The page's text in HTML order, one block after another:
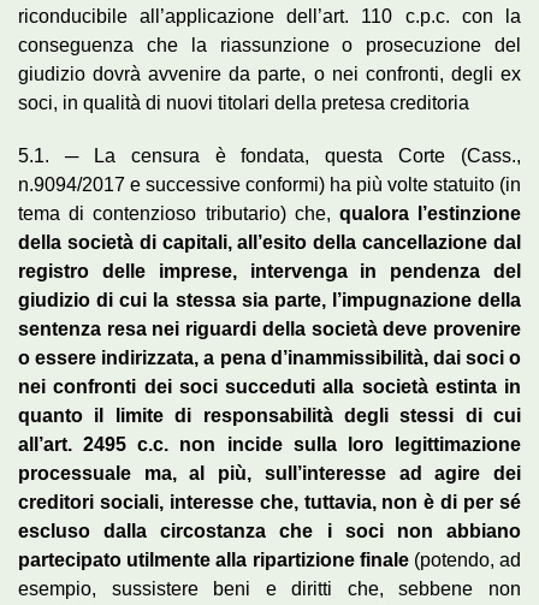
riconducibile all’applicazione dell’art. 110 c.p.c. con la
conseguenza che la riassunzione o prosecuzione del
giudizio dovrà avvenire da parte, o nei confronti, degli ex
soci, in qualità di nuovi titolari della pretesa creditoria
5.1. ─ La censura è fondata, questa Corte (Cass.,
n.9094/2017 e successive conformi) ha più volte statuito (in
tema di contenzioso tributario) che, qualora l’estinzione
della società di capitali, all’esito della cancellazione dal
registro delle imprese, intervenga in pendenza del
giudizio di cui la stessa sia parte, l’impugnazione della
sentenza resa nei riguardi della società deve provenire
o essere indirizzata, a pena d’inammissibilità, dai soci o
nei confronti dei soci succeduti alla società estinta in
quanto il limite di responsabilità degli stessi di cui
all’art. 2495 c.c. non incide sulla loro legittimazione
processuale ma, al più, sull’interesse ad agire dei
creditori sociali, interesse che, tuttavia, non è di per sé
escluso dalla circostanza che i soci non abbiano
partecipato utilmente alla ripartizione finale(potendo, ad
esempio, sussistere beni e diritti che, sebbene non